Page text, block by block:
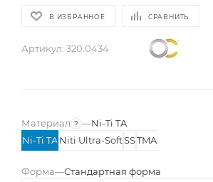
В ИЗБРАННОЕ СРАВНИТЬ
Артикул: 320.0434
Материал ? —Ni-Ti TA
Ni-Ti TA Niti Ultra-SoftSSTMA
Форма—Стандартная форма